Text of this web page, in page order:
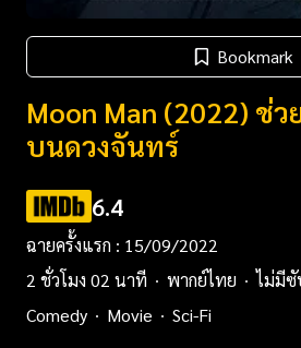
Bookmark
Moon Man (2022) ช่
บนดวงจันทร์
6.4
ฉายครั้งแรก : 15/09/2022
2 ชั่วโมง 02 นาที
พากย์ไทย ไม่มีซั
Comedy
Movie Sci-Fi